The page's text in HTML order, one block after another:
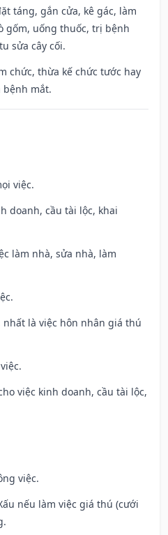
táng, gắn cửa, kê gác, làm
gốm, uống thuốc, trị bệnh
sửa cây cối.
chức, thừa kế chức tước hay
bệnh mắt.
việc.
doanh, cầu tài lộc, khai
làm nhà, sửa nhà, làm
nhất là việc hôn nhân giá thú
việc kinh doanh, cầu tài lộc,
việc.
nếu làm việc giá thú (cưới